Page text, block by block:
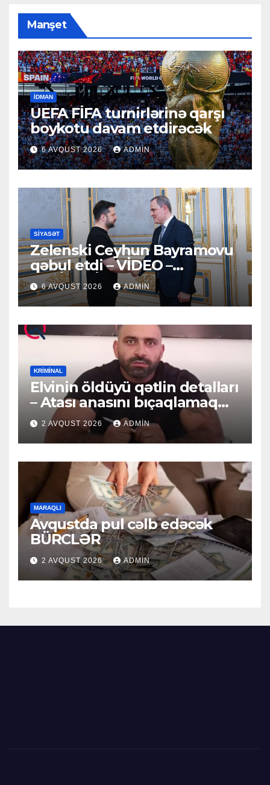
Manşet
İDMAN
UEFA FİFA turnirlərinə qarşı
boykotu davam etdirəcək
6 AVQUST 2026 ADMIN
SIYASƏT
Zelenski Ceyhun Bayramovu
qəbul etdi – VİDEO –
YENİLƏNİB
6 AVQUST 2026 ADMIN
KRIMINAL
Elvinin öldüyü qətlin detalları
– Atası anasını bıçaqlamaq
istəyirmiş
2 AVQUST 2026 ADMIN
MARAQLI
Avqustda pul cəlb edəcək
BÜRCLƏR
2 AVQUST 2026 ADMIN